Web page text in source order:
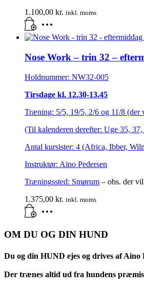
1.100,00 kr. inkl. moms
Nose Work – trin 32 –
Holdnummer: NW32-005
Tirsdage kl. 12.30-13.45
Træning: 5/5, 19/5, 2/6 og 11/8 (der
(Til kalenderen derefter: Uge 35,
Antal kursister: 4 (Africa, Ibber,
Instruktør: Aino Pedersen
Træningssted: Smørum – obs. der
1.375,00 kr. inkl. moms
OM DU OG DIN HUND
Du og din HUND ejes og drives af
Der trænes altid ud fra hundens